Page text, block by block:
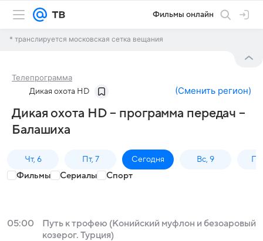
Фильмы онлайн
* транслируется московская сетка вещания
Телепрограмма
Дикая охота HD (Сменить регион)
Дикая охота HD – программа передач –
Балашиха
Чт, 6 Пт, 7 Сегодня Вс, 9
Фильмы Сериалы Спорт
05:00
Путь к трофею (Конийский муфлон и безоаровый
козерог. Турция)